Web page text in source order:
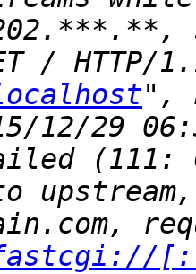
/ HTTP/
12/29
(111: